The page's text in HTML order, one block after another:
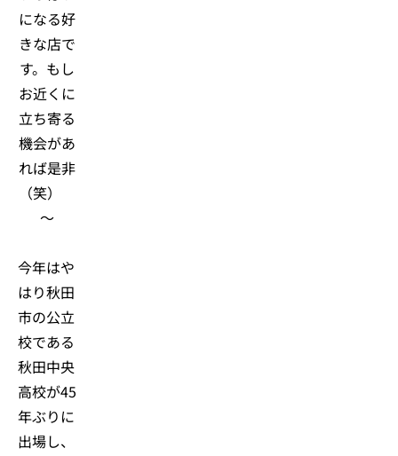
になる好
きな店で
す。もし
お近くに
立ち寄る
機会があ
れば是非
（笑）
～
今年はや
はり秋田
市の公立
校である
秋田中央
高校が45
年ぶりに
出場し、